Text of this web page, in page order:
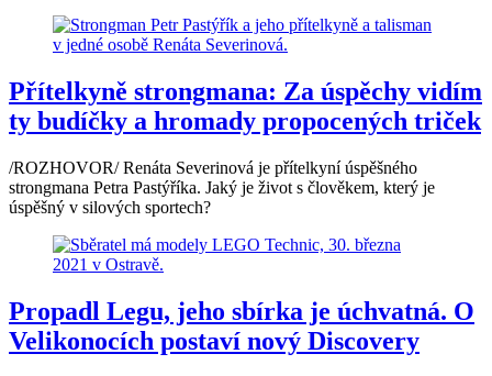
Přítelkyně strongmana: Za úspěchy vidím
ty budíčky a hromady propocených triček
/ROZHOVOR/ Renáta Severinová je přítelkyní úspěšného
strongmana Petra Pastýříka. Jaký je život s člověkem, který je
úspěšný v silových sportech?
Propadl Legu, jeho sbírka je úchvatná. O
Velikonocích postaví nový Discovery